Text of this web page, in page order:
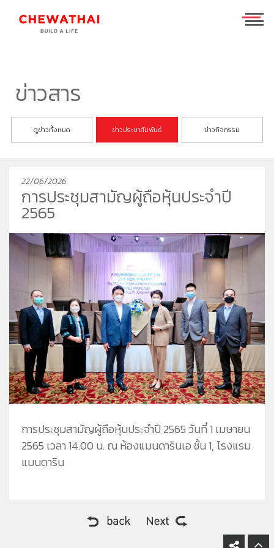
บ้าน
ชีวาวัลย์ ปิ่นเกล้า-สาทร
ชีวารมย์ ราชพฤกษ์ตัดใหม่
คอนโดมิเนียม
ชีวาทัย ปิ่นเกล้า
ชีวาทัย เรสซิเดนซ์ ทองหล่อ
ชีวาทัย เกษตร - นวมินทร์
เดอะ สุรวงศ์
ชีวาทัย เรสซิเดนซ์ อโศก
ชีวาทัย ฮอลล์มาร์ค ลาดพร้าว - โชคชัย 4
ชีวาโฮม สุขสวัสดิ์ - ประชาอุทิศ
ชีวาโฮม วงแหวน - ลำลูกกา
ชีวาโฮม รังสิต - ปทุม
ชีวา ฮาร์ท สุขุมวิท 62/1
ชีวา ฮาร์ท สุขุมวิท 36
โฮมออฟฟิศ
ชีวา บิซ โฮม เอกชัย-บางบอน
ที่อยู่อาศัยมือสอง
ค้นหาตามโซน
นักลงทุนสัมพันธ์
แบรนด์ชีวาทัย
ข้อมูลพื้นฐาน
ภาพรวมธุรกิจบริษัท
ลักษณะการประกอบธุรกิจ
โครงสร้างกลุ่มบริษัท
ประวัติความเป็นมาของบริษัท
วิสัยทัศน์และพันธกิจ
โครงสร้างองค์กร
คณะกรรมการตรวจสอบ
คณะกรรมการบริหาร
คณะกรรมการสรรหาและพิจารณาค่าตอบแทน
ชีวาทัยโซไซตี้
Home
Promotion
Activity
Privilege
Info
Magazine
ข่าว&โปรโมชั่น
ดูข่าวทั้งหมด
ข่าวประชาสัมพันธ์
ข่าวกิจกรรม
ดูโปรโมชั่นทั้งหมด
บ้าน
คอนโดมิเนียม
โฮมออฟฟิศ
รับซื้อที่ดิน
ติดต่อเรา
ความรับผิดชอบต่อสังคม
ข่าวสาร
ดูข่าวทั้งหมด ข่าวประชาสัมพันธ์ ข่าวกิจกรรม
22/06/2026
การประชุมสามัญผู้ถือหุ้นประจำปี
2565
การประชุมสามัญผู้ถือหุ้นประจำปี 2565วันที่1 เมษายน
2565 เวลา14.00 น. ณ ห้องแมนดารินเอ ชั้น1, โรงแรม
แมนดาริน